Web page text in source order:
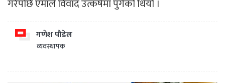
गरेपछि एमाले विवाद उत्कर्षमा पुगेको थियो ।
गणेश पौडेल
व्यवस्थापक